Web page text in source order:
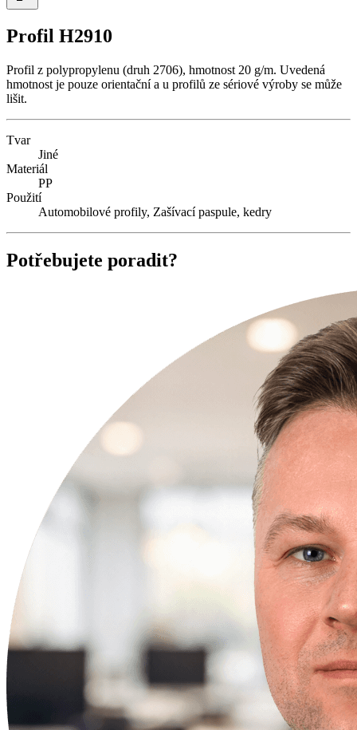
Profil H2910
Profil z polypropylenu (druh 2706), hmotnost 20 g/m. Uvedená
hmotnost je pouze orientační a u profilů ze sériové výroby se může
lišit.
Tvar
Jiné
Materiál
PP
Použití
Automobilové profily, Zašívací paspule, kedry
Potřebujete poradit?